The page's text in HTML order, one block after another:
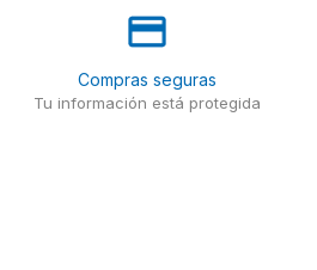
Compras seguras
Tu información está protegida